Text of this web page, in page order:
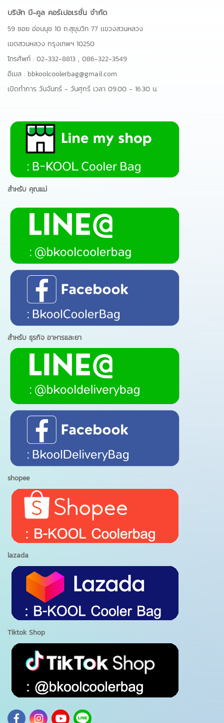
บริษัท บี-คูล คอร์เปอเรชั่น จำกัด
59 ซอย อ่อนนุช 10 ถ.สุขุมวิท 77 เเขวงสวนหลวง
เขตสวนหลวง กรุงเทพฯ 10250
โทรศัพท์ : 02-332-8813 , 086-322-3549
อีเมล : bbkoolcoolerbag@gmail.com
เปิดทำการ วันจันทร์ - วันศุกร์ เวลา 09.00 - 16.30 น.
สำหรับ คุณแม่
สำหรับ ธุรกิจ อาหารและยา
shopee
lazada
Tiktok Shop